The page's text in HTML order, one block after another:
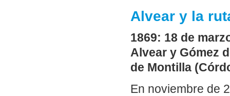
Alvear y la
1869: 18 de
Alvear y Gómez
de Montilla
En noviembre de